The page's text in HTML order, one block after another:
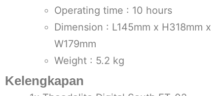
Operating time : 10 hours
Dimension : L145mm x H318mm x
W179mm
Weight : 5.2 kg
Kelengkapan